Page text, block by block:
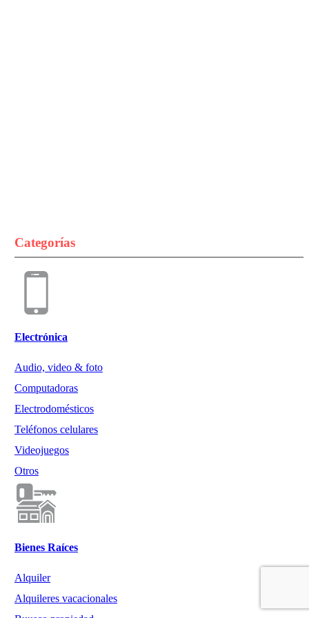
Categorías
Electrónica
Audio, video & foto
Computadoras
Electrodomésticos
Teléfonos celulares
Videojuegos
Otros
Bienes Raíces
Alquiler
Alquileres vacacionales